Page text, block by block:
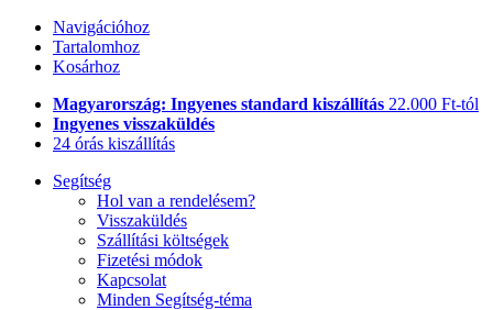
Navigációhoz
Tartalomhoz
Kosárhoz
Magyarország: Ingyenes standard kiszállítás 22.000 Ft-tól
Ingyenes visszaküldés
24 órás kiszállítás
Segítség
Hol van a rendelésem?
Visszaküldés
Szállítási költségek
Fizetési módok
Kapcsolat
Minden Segítség-téma